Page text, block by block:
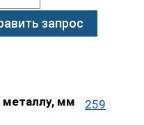
запрос
мм 259